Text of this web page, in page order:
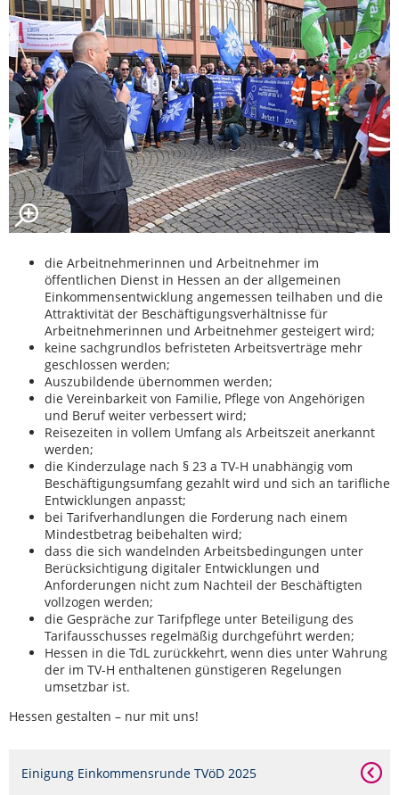
die Arbeitnehmerinnen und Arbeitnehmer im
öffentlichen Dienst in Hessen an der allgemeinen
Einkommensentwicklung angemessen teilhaben und die
Attraktivität der Beschäftigungsverhältnisse für
Arbeitnehmerinnen und Arbeitnehmer gesteigert wird;
keine sachgrundlos befristeten Arbeitsverträge mehr
geschlossen werden;
Auszubildende übernommen werden;
die Vereinbarkeit von Familie, Pflege von Angehörigen
und Beruf weiter verbessert wird;
Reisezeiten in vollem Umfang als Arbeitszeit anerkannt
werden;
die Kinderzulage nach § 23 a TV-H unabhängig vom
Beschäftigungsumfang gezahlt wird und sich an tarifliche
Entwicklungen anpasst;
bei Tarifverhandlungen die Forderung nach einem
Mindestbetrag beibehalten wird;
dass die sich wandelnden Arbeitsbedingungen unter
Berücksichtigung digitaler Entwicklungen und
Anforderungen nicht zum Nachteil der Beschäftigten
vollzogen werden;
die Gespräche zur Tarifpflege unter Beteiligung des
Tarifausschusses regelmäßig durchgeführt werden;
Hessen in die TdL zurückkehrt, wenn dies unter Wahrung
der im TV-H enthaltenen günstigeren Regelungen
umsetzbar ist.
Hessen gestalten – nur mit uns!
Einigung Einkommensrunde TVöD 2025